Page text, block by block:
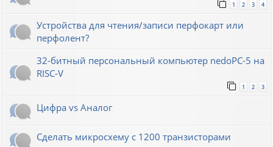
1 2 3 4
Устройства для чтения/записи перфокарт или
перфолент?
32-битный персональный компьютер nedoPC-5 на
RISC-V
1 2 3
Цифра vs Аналог
Сделать микросхему с 1200 транзисторами